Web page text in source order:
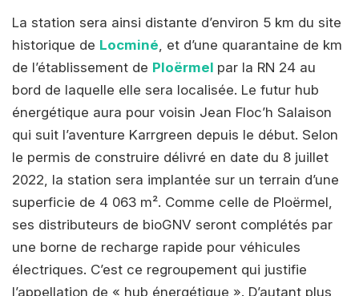
La station sera ainsi distante d’environ 5 km du site
historique de Locminé , et d’une quarantaine de km
de l’établissement de Ploërmel par la RN 24 au
bord de laquelle elle sera localisée. Le futur hub
énergétique aura pour voisin Jean Floc’h Salaison
qui suit l’aventure Karrgreen depuis le début. Selon
le permis de construire délivré en date du 8 juillet
2022, la station sera implantée sur un terrain d’une
superficie de 4 063 m². Comme celle de Ploërmel,
ses distributeurs de bioGNV seront complétés par
une borne de recharge rapide pour véhicules
électriques. C’est ce regroupement qui justifie
l’appellation de « hub énergétique ». D’autant plus